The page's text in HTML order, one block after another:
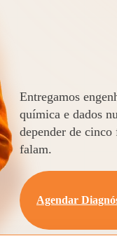
Entregamos
química e dados
depender de cinco
falam.
Agendar